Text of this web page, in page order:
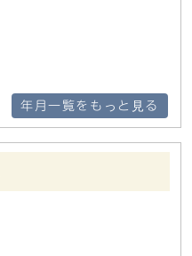
年月一覧をもっと見る